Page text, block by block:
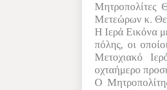
Μητροπολίτες
Μετεώρων κ.
Η Ιερά Εικόνα
πόλης, οι
Μετοχιακό
οχταήμερο
Ο